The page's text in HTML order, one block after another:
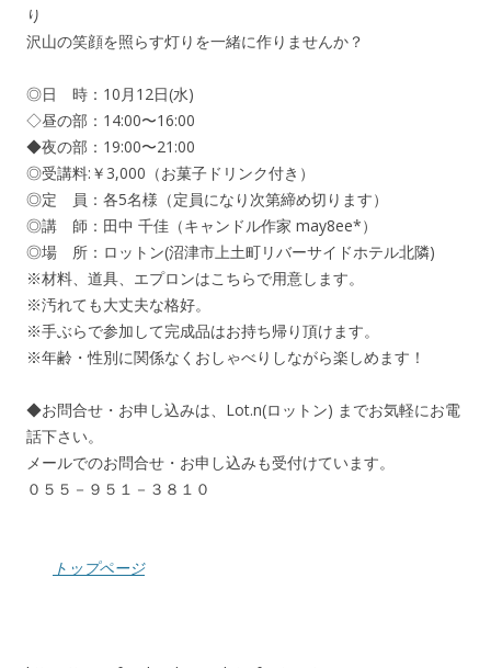
り
沢山の笑顔を照らす灯りを一緒に作りませんか？
◎日 時：10月12日(水)
◇昼の部：14:00〜16:00
◆夜の部：19:00〜21:00
◎受講料:￥3,000（お菓子ドリンク付き）
◎定 員：各5名様（定員になり次第締め切ります）
◎講 師：田中 千佳（キャンドル作家 may8ee*）
◎場 所：ロットン(沼津市上土町リバーサイドホテル北隣)
※材料、道具、エプロンはこちらで用意します。
※汚れても大丈夫な格好。
※手ぶらで参加して完成品はお持ち帰り頂けます。
※年齢・性別に関係なくおしゃべりしながら楽しめます！
◆お問合せ・お申し込みは、Lot.n(ロットン) までお気軽にお電
話下さい。
メールでのお問合せ・お申し込みも受付けています。
０５５－９５１－３８１０
トップページ